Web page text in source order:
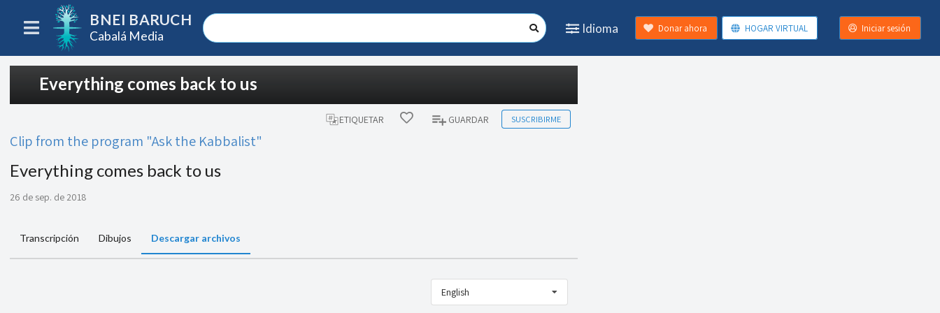
BNEI BARUCH
Cabalá Media
Idioma Donar ahora HOGAR VIRTUAL Iniciar sesión
Everything comes back to us
ETIQUETAR GUARDAR SUSCRIBIRME
Clip from the program "Ask the Kabbalist"
Everything comes back to us
26 de sep. de 2018
Transcripción Dibujos Descargar archivos
English